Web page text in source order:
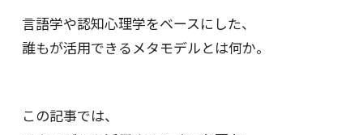
言語学や認知心理学をベースにした、
誰もが活用できるメタモデルとは何か。
この記事では、